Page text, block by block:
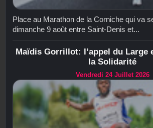
Place au Marathon de la Corniche qui va
dimanche 9 août entre Saint-Denis et...
Maïdis Gorrillot: l’appel du Large
la Solidarité
Vendredi 24 Juillet 2026